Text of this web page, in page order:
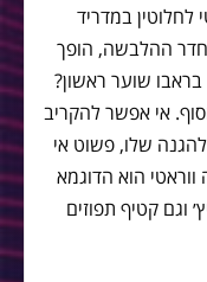
לחלוטין במדריד
ההלבשה, הופך
שוער ראשון?
אי אפשר להקריב
שלו, פשוט אי
הוא הדוגמא
וגם קטיף תפוזים